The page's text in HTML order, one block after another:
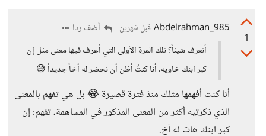
1
Abdelrahman_985 قبل شهرين
أضف ردا
أتعرف شيئاً؟ تلك المرة الأولى التي أعرف فيها معنى مثل إن
كبر ابنك خاويه، أنا كنتُ أظن أن نحضر له أخاً جديداً 😅
أنا كنت أفهمها مثلك منذ فترة قصيرة 😂 بل هي تفهم بالمعنى
الذي ذكرتيه أكثر من المعنى المذكور في المساهمة، تفهم: إن
كبر ابنك هات له أخ.